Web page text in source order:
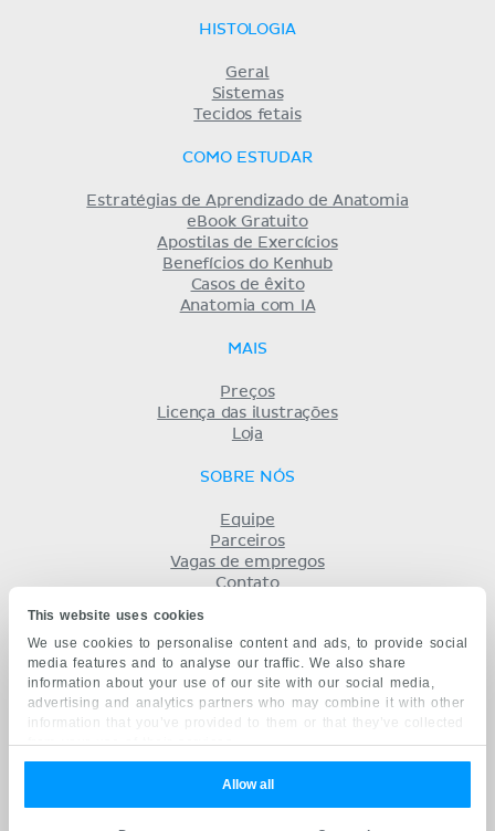
This website uses cookies
We use cookies to personalise content and ads, to provide social
media features and to analyse our traffic. We also share
information about your use of our site with our social media,
advertising and analytics partners who may combine it with other
information that you’ve provided to them or that they’ve collected
from your use of their services.
Allow all
HISTOLOGIA
Geral
Sistemas
Tecidos fetais
COMO ESTUDAR
Estratégias de Aprendizado de Anatomia
eBook Gratuito
Apostilas de Exercícios
Benefícios do Kenhub
Casos de êxito
Anatomia com IA
MAIS
Preços
Licença das ilustrações
Loja
SOBRE NÓS
Equipe
Parceiros
Vagas de empregos
Contato
Privacidade
KENHUB EM...
English